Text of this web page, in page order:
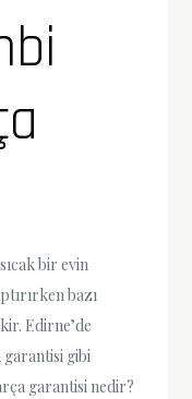
bir evin
bazı
Edirne’de
gibi
garantisi nedir?